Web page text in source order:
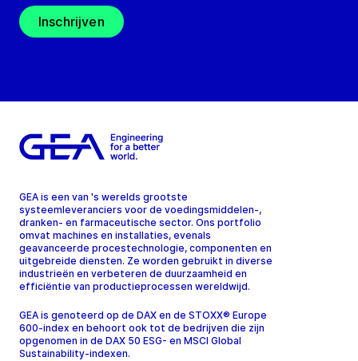
Inschrijven
GEA is een van 's werelds grootste
systeemleveranciers voor de voedingsmiddelen-,
dranken- en farmaceutische sector. Ons portfolio
omvat machines en installaties, evenals
geavanceerde procestechnologie, componenten en
uitgebreide diensten. Ze worden gebruikt in diverse
industrieën en verbeteren de duurzaamheid en
efficiëntie van productieprocessen wereldwijd.
GEA is genoteerd op de DAX en de STOXX® Europe
600-index en behoort ook tot de bedrijven die zijn
opgenomen in de DAX 50 ESG- en MSCI Global
Sustainability-indexen.